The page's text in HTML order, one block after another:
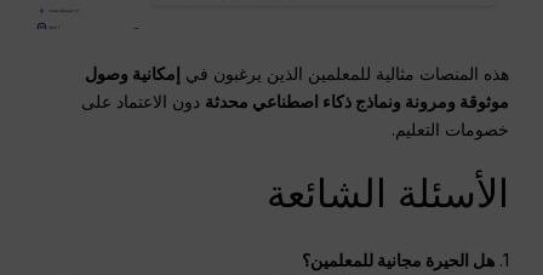
هذه المنصات مثالية للمعلمين الذين يرغبون في إمكانية وصول
موثوقة ومرونة ونماذج ذكاء اصطناعي محدثة دون الاعتماد على
خصومات التعليم.
الأسئلة الشائعة
1. هل الحيرة مجانية للمعلمين؟